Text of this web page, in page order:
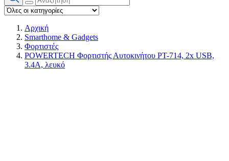
Αρχική
Smarthome & Gadgets
Φορτιστές
POWERTECH Φορτιστής Αυτοκινήτου PT-714, 2x USB,
3.4A, λευκό